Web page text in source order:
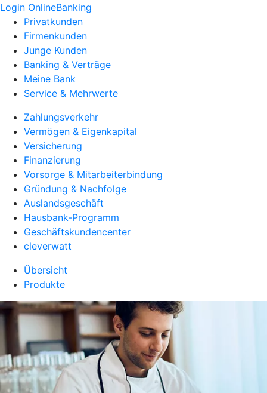
Login OnlineBanking
Privatkunden
Firmenkunden
Junge Kunden
Banking & Verträge
Meine Bank
Service & Mehrwerte
Zahlungsverkehr
Vermögen & Eigenkapital
Versicherung
Finanzierung
Vorsorge & Mitarbeiterbindung
Gründung & Nachfolge
Auslandsgeschäft
Hausbank-Programm
Geschäftskundencenter
cleverwatt
Übersicht
Produkte